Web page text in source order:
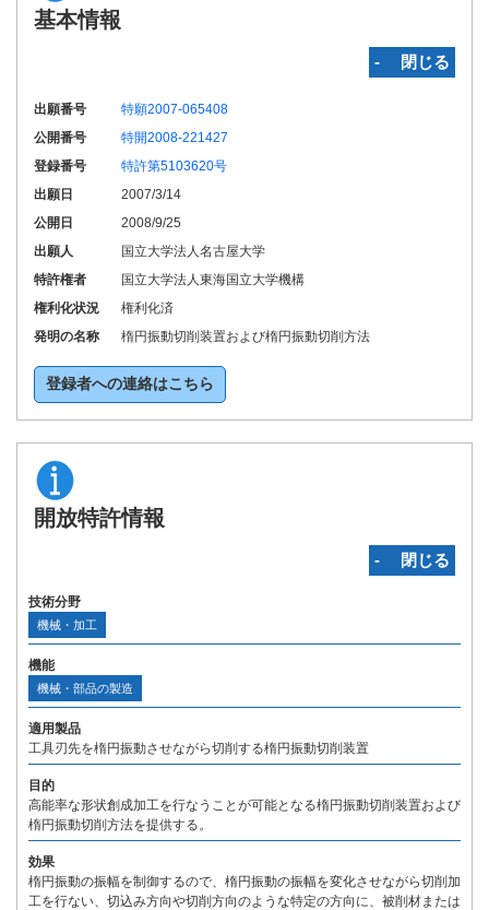
基本情報
‐ 閉じる
出願番号
特願2007-065408
公開番号
特開2008-221427
登録番号
特許第5103620号
出願日
2007/3/14
公開日
2008/9/25
出願人
国立大学法人名古屋大学
特許権者
国立大学法人東海国立大学機構
権利化状況
権利化済
発明の名称
楕円振動切削装置および楕円振動切削方法
登録者への連絡はこちら
開放特許情報
‐ 閉じる
技術分野
機械・加工
機能
機械・部品の製造
適用製品
工具刃先を楕円振動させながら切削する楕円振動切削装置
目的
高能率な形状創成加工を行なうことが可能となる楕円振動切削装置および
楕円振動切削方法を提供する。
効果
楕円振動の振幅を制御するので、楕円振動の振幅を変化させながら切削加
工を行ない、切込み方向や切削方向のような特定の方向に、被削材または